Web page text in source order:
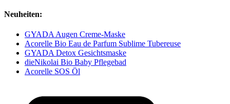
Neuheiten:
GYADA Augen Creme-Maske
Acorelle Bio Eau de Parfum Sublime Tubereuse
GYADA Detox Gesichtsmaske
dieNikolai Bio Baby Pflegebad
Acorelle SOS Öl